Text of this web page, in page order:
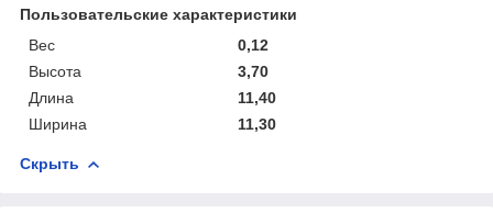
Пользовательские характеристики
Вес
0,12
Высота
3,70
Длина
11,40
Ширина
11,30
Скрыть